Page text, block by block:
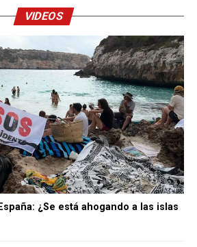
VIDEOS
¿Se está ahogando a las islas